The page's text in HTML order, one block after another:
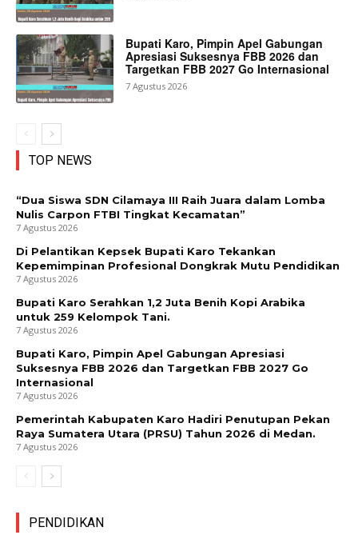
Bupati Karo, Pimpin Apel Gabungan
Apresiasi Suksesnya FBB 2026 dan
Targetkan FBB 2027 Go Internasional
7 Agustus 2026
TOP NEWS
“Dua Siswa SDN Cilamaya III Raih Juara dalam Lomba
Nulis Carpon FTBI Tingkat Kecamatan”
7 Agustus 2026
Di Pelantikan Kepsek Bupati Karo Tekankan
Kepemimpinan Profesional Dongkrak Mutu Pendidikan
7 Agustus 2026
Bupati Karo Serahkan 1,2 Juta Benih Kopi Arabika
untuk 259 Kelompok Tani.
7 Agustus 2026
Bupati Karo, Pimpin Apel Gabungan Apresiasi
Suksesnya FBB 2026 dan Targetkan FBB 2027 Go
Internasional
7 Agustus 2026
Pemerintah Kabupaten Karo Hadiri Penutupan Pekan
Raya Sumatera Utara (PRSU) Tahun 2026 di Medan.
7 Agustus 2026
PENDIDIKAN